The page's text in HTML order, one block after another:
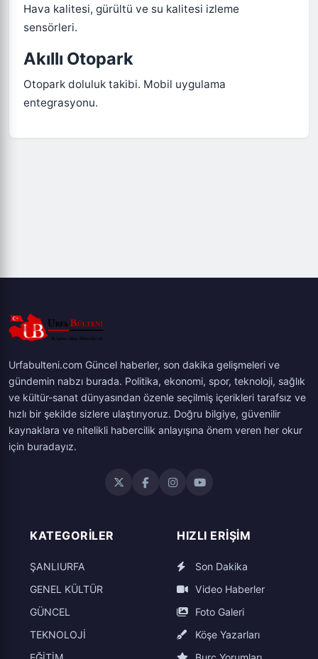
Hava kalitesi, gürültü ve su kalitesi izleme
sensörleri.
Akıllı Otopark
Otopark doluluk takibi. Mobil uygulama
entegrasyonu.
Urfabulteni.com Güncel haberler, son dakika gelişmeleri ve
gündemin nabzı burada. Politika, ekonomi, spor, teknoloji, sağlık
ve kültür-sanat dünyasından özenle seçilmiş içerikleri tarafsız ve
hızlı bir şekilde sizlere ulaştırıyoruz. Doğru bilgiye, güvenilir
kaynaklara ve nitelikli habercilik anlayışına önem veren her okur
için buradayız.
KATEGORILER
ŞANLIURFA
GENEL KÜLTÜR
GÜNCEL
TEKNOLOJİ
HIZLI ERIŞIM
Son Dakika
Video Haberler
Foto Galeri
Köşe Yazarları